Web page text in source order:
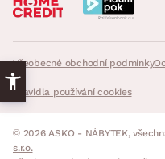
Všeobecné obchodní podmínky
Pravidla používání cookies
© 2026 ASKO - NÁBYTEK,
s.r.o.